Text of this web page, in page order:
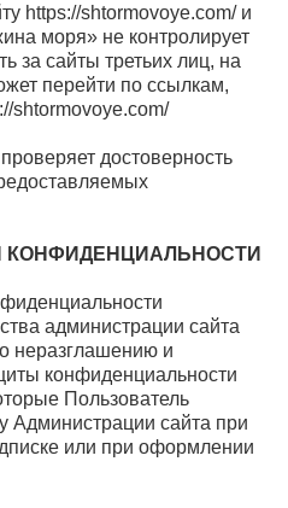
https://shtormovoye.com/ и
моря» не контролирует
за сайты третьих лиц, на
перейти по ссылкам,
shtormovoye.com/
достоверность
КОНФИДЕНЦИАЛЬНОСТИ
администрации сайта
неразглашению и
конфиденциальности
Пользователь
Администрации сайта при
или при оформлении